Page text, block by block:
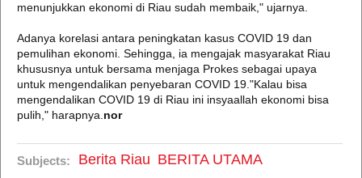
menunjukkan ekonomi di Riau sudah membaik," ujarnya.
Adanya korelasi antara peningkatan kasus COVID 19 dan
pemulihan ekonomi. Sehingga, ia mengajak masyarakat Riau
khususnya untuk bersama menjaga Prokes sebagai upaya
untuk mengendalikan penyebaran COVID 19."Kalau bisa
mengendalikan COVID 19 di Riau ini insyaallah ekonomi bisa
pulih," harapnya. nor
Subjects: Berita Riau BERITA UTAMA